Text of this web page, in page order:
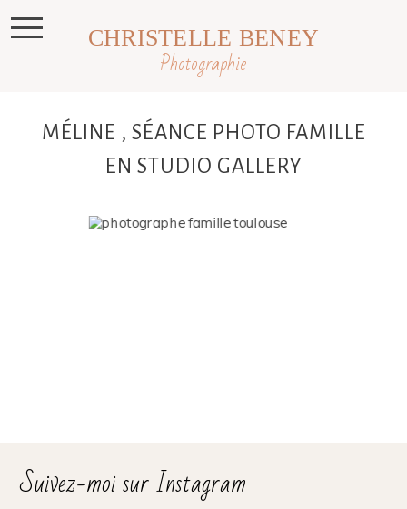
Photographie
CHRISTELLE BENEY
MÉLINE , SÉANCE PHOTO FAMILLE
EN STUDIO GALLERY
Suivez-moi sur Instagram